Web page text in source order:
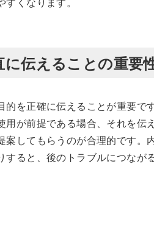
に伝えることの重要
的を正確に伝えることが重要で
用が前提である場合、それを伝
案してもらうのが合理的です。
すると、後のトラブルにつなが